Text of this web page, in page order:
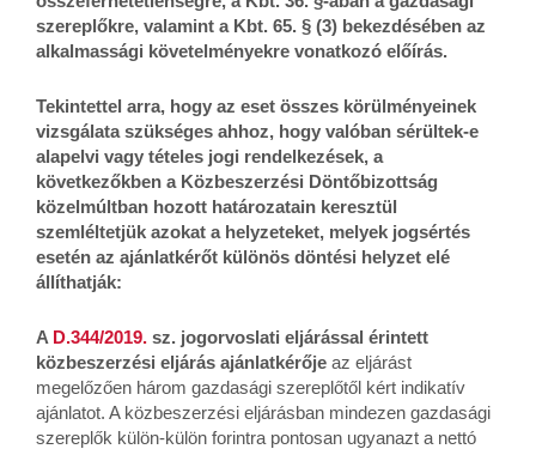
szereplőkre, valamint a Kbt. 65. § (3) bekezdésében az
alkalmassági követelményekre vonatkozó előírás.
Tekintettel arra, hogy az eset összes körülményeinek
vizsgálata szükséges ahhoz, hogy valóban sérültek-e
alapelvi vagy tételes jogi rendelkezések, a
következőkben a Közbeszerzési Döntőbizottság
közelmúltban hozott határozatain keresztül
szemléltetjük azokat a helyzeteket, melyek jogsértés
esetén az ajánlatkérőt különös döntési helyzet elé
állíthatják:
A D.344/2019. sz. jogorvoslati eljárással érintett
közbeszerzési eljárás ajánlatkérője az eljárást
megelőzően három gazdasági szereplőtől kért indikatív
ajánlatot. A közbeszerzési eljárásban mindezen gazdasági
szereplők külön-külön forintra pontosan ugyanazt a nettó